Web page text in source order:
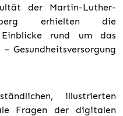
der Martin-Luther-
erhielten die
Einblicke rund um das
Gesundheitsversorgung
illustrierten
Fragen der digitalen